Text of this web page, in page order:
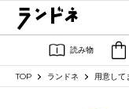
読み物
TOP ランドネ 用意して